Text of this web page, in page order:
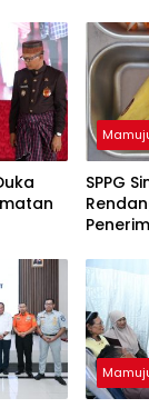
SPPG